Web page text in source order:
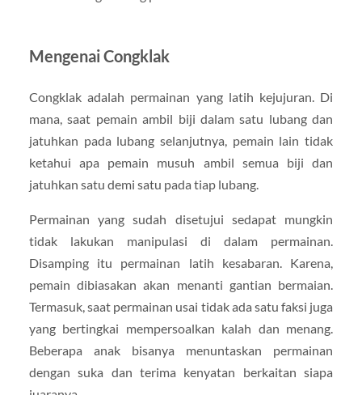
Mengenai Congklak
Congklak adalah permainan yang latih kejujuran. Di
mana, saat pemain ambil biji dalam satu lubang dan
jatuhkan pada lubang selanjutnya, pemain lain tidak
ketahui apa pemain musuh ambil semua biji dan
jatuhkan satu demi satu pada tiap lubang.
Permainan yang sudah disetujui sedapat mungkin
tidak lakukan manipulasi di dalam permainan.
Disamping itu permainan latih kesabaran. Karena,
pemain dibiasakan akan menanti gantian bermaian.
Termasuk, saat permainan usai tidak ada satu faksi juga
yang bertingkai mempersoalkan kalah dan menang.
Beberapa anak bisanya menuntaskan permainan
dengan suka dan terima kenyatan berkaitan siapa